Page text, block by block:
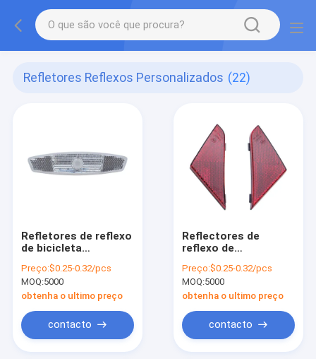
Refletores Reflexos Personalizados (22)
Refletores de reflexo
de bicicleta
Preço:$0.25-0.32/pcs
MOQ:5000
obtenha o ultimo preço
contacto
Reflectores de
reflexo de
personalizáveis
Preço:$0.25-0.32/pcs
MOQ:5000
obtenha o ultimo preço
contacto